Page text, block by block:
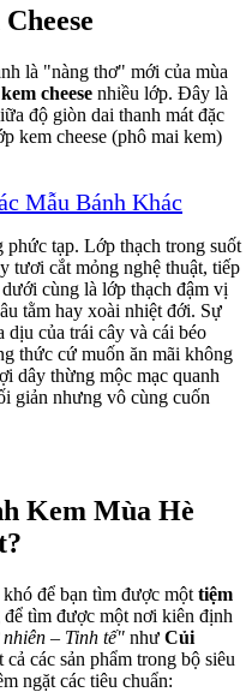
là "nàng thơ" mới của mùa
cheese nhiều lớp. Đây là
độ giòn dai thanh mát đặc
kem cheese (phô mai kem)
Mẫu Bánh Khác
phức tạp. Lớp thạch trong suốt
tươi cắt mỏng nghệ thuật, tiếp
cùng là lớp thạch đậm vị
tằm hay xoài nhiệt đới. Sự
của trái cây và cái béo
thức cứ muốn ăn mãi không
dây thừng mộc mạc quanh
giản nhưng vô cùng cuốn
Kem Mùa Hè
để bạn tìm được một tiệm
để tìm được một nơi kiên định
– Tinh tế" như Củi
các sản phẩm trong bộ siêu
ngặt các tiêu chuẩn: